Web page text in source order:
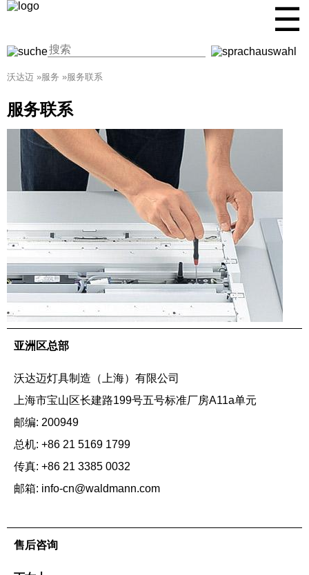
☰
沃达迈 »服务 »服务联系
服务联系
亚洲区总部
沃达迈灯具制造（上海）有限公司
上海市宝山区长建路199号五号标准厂房A11a单元
邮编: 200949
总机: +86 21 5169 1799
传真: +86 21 3385 0032
邮箱: info-cn@waldmann.com
售后咨询